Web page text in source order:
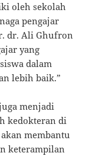
oleh sekolah
pengajar
dr. Ali Ghufron
yang
dalam
lebih baik.”
menjadi
kedokteran di
membantu
keterampilan